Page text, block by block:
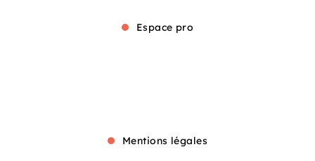
Espace pro
Mentions légales